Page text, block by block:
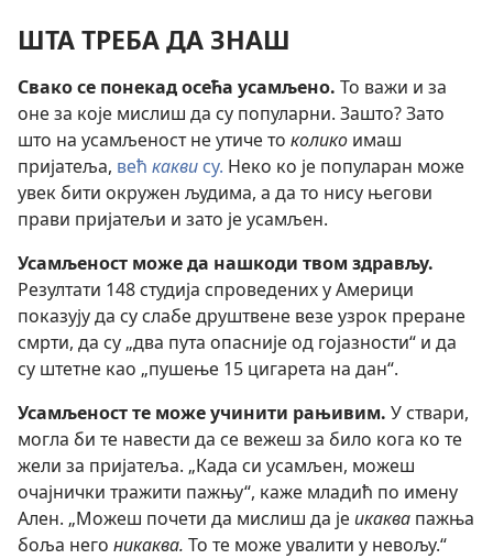
ШТА ТРЕБА ДА ЗНАШ
Свако се понекад осећа усамљено. То важи и за
оне за које мислиш да су популарни. Зашто? Зато
што на усамљеност не утиче то колико имаш
пријатеља, већ каквису. Неко ко је популаран може
увек бити окружен људима, а да то нису његови
прави пријатељи и зато је усамљен.
Усамљеност може да нашкоди твом здрављу.
Резултати 148 студија спроведених у Америци
показују да су слабе друштвене везе узрок преране
смрти, да су „два пута опасније од гојазности“ и да
су штетне као „пушење 15 цигарета на дан“.
Усамљеност те може учинити рањивим. У ствари,
могла би те навести да се вежеш за било кога ко те
жели за пријатеља. „Када си усамљен, можеш
очајнички тражити пажњу“, каже младић по имену
Ален. „Можеш почети да мислиш да је икаква пажња
боља него никаква. То те може увалити у невољу.“